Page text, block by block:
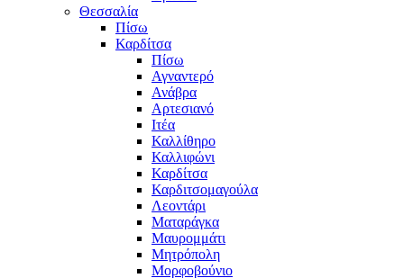
Θεσσαλία
Πίσω
Καρδίτσα
Πίσω
Αγναντερό
Ανάβρα
Αρτεσιανό
Ιτέα
Καλλίθηρο
Καλλιφώνι
Καρδίτσα
Καρδιτσομαγούλα
Λεοντάρι
Ματαράγκα
Μαυρομμάτι
Μητρόπολη
Μορφοβούνιο